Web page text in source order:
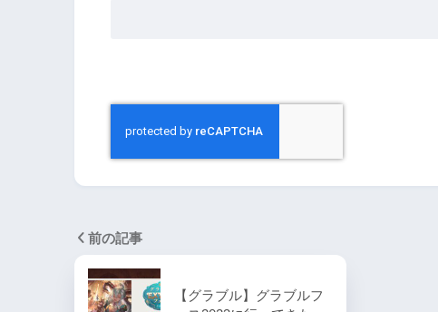
前の記事
【グラブル】グラブルフ